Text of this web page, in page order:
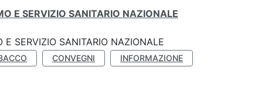
E SERVIZIO SANITARIO NAZIONALE
SERVIZIO SANITARIO NAZIONALE
CONVEGNI
INFORMAZIONE